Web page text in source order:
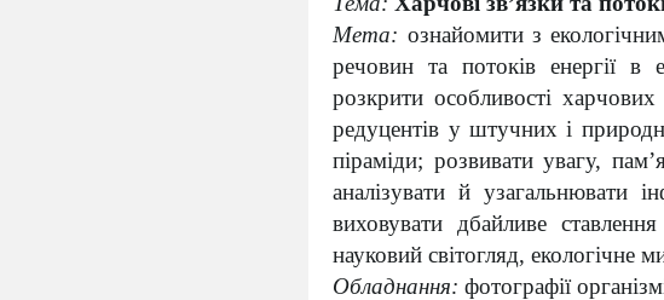
Мета: ознайомити з
речовин та потоків енергії в
розкрити особливості харчових
редуцентів у штучних і
піраміди; розвивати увагу,
аналізувати й узагальнювати
виховувати дбайливе
науковий світогляд, екологічне
Обладнання: фотографії